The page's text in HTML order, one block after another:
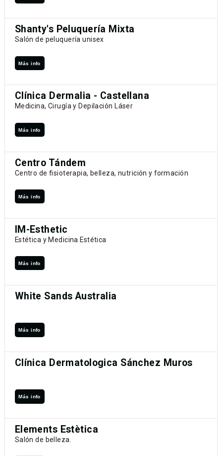
Shanty's Peluquería Mixta
Salón de peluquería unisex
Más info
Clínica Dermalia - Castellana
Medicina, Cirugía y Depilación Láser
Más info
Centro Tándem
Centro de fisioterapia, belleza, nutrición y formación
Más info
IM-Esthetic
Estética y Medicina Estética
Más info
White Sands Australia
Más info
Clínica Dermatologica Sánchez Muros
Más info
Elements Estètica
Salón de belleza.